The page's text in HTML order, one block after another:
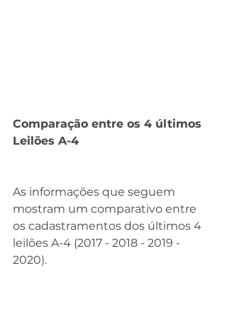
Comparação entre os 4 últimos
Leilões A-4
As informações que seguem
mostram um comparativo entre
os cadastramentos dos últimos 4
leilões A-4 (2017 - 2018 - 2019 -
2020).